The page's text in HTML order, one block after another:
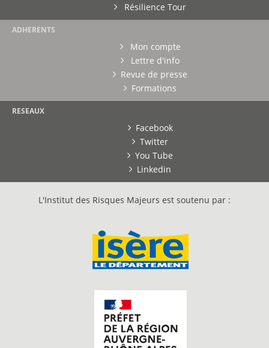
Résilience Tour
ADHERENTS
Mon compte
Lettre d'info
Revue de presse
Formations
RESEAUX
Facebook
Twitter
You Tube
Linkedin
L'Institut des Risques Majeurs est soutenu par :